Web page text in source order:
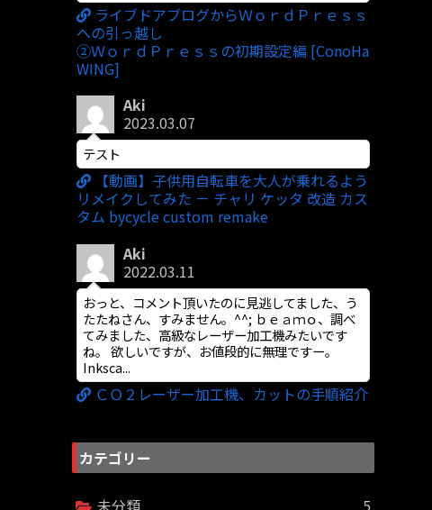
ライブドアブログからＷｏｒｄＰｒｅｓｓ
への引っ越し
②ＷｏｒｄＰｒｅｓｓの初期設定編 [ConoHa
WING]
Aki
2023.03.07
テスト
【動画】子供用自転車を大人が乗れるよう
リメイクしてみた － チャリ ケッタ 改造 カス
タム bycycle custom remake
Aki
2022.03.11
おっと、コメント頂いたのに見逃してました、う
たたねさん、すみません。^^; ｂｅａｍｏ、調べ
てみました、高級なレーザー加工機みたいです
ね。 欲しいですが、お値段的に無理ですー。
Inksca...
ＣＯ２レーザー加工機、カットの手順紹介
カテゴリー
未分類
5